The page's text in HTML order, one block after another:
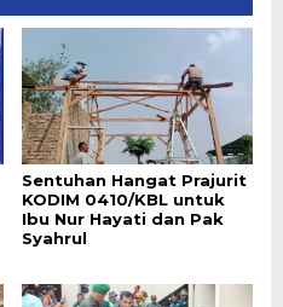
Sentuhan Hangat Prajurit
KODIM 0410/KBL untuk
Ibu Nur Hayati dan Pak
Syahrul